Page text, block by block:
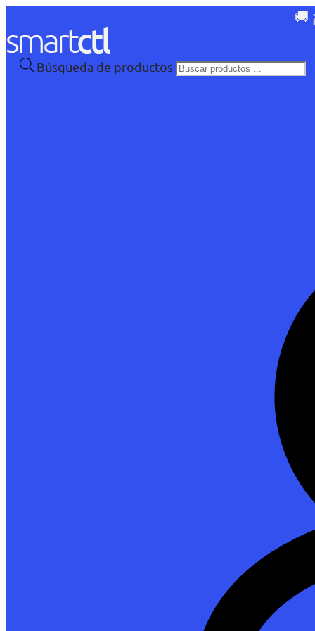
🚚
Búsqueda de productos